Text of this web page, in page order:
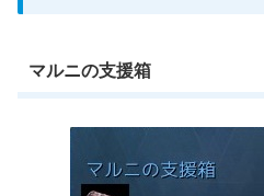
マルニの支援箱